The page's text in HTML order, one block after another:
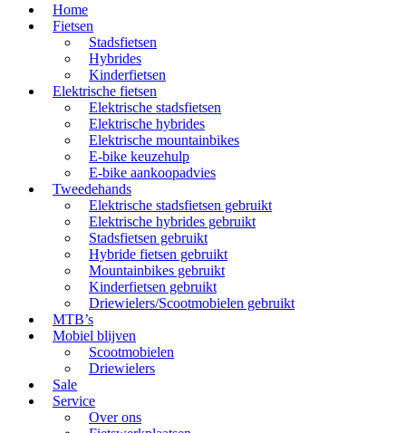
Home
Fietsen
Stadsfietsen
Hybrides
Kinderfietsen
Elektrische fietsen
Elektrische stadsfietsen
Elektrische hybrides
Elektrische mountainbikes
E-bike keuzehulp
E-bike aankoopadvies
Tweedehands
Elektrische stadsfietsen gebruikt
Elektrische hybrides gebruikt
Stadsfietsen gebruikt
Hybride fietsen gebruikt
Mountainbikes gebruikt
Kinderfietsen gebruikt
Driewielers/Scootmobielen gebruikt
MTB’s
Mobiel blijven
Scootmobielen
Driewielers
Sale
Service
Over ons